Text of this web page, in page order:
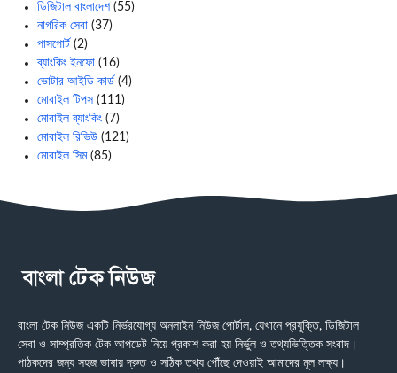
ডিজিটাল বাংলাদেশ(55)
নাগরিক সেবা (37)
পাসপোর্ট (2)
ব্যাংকিং ইনফো (16)
ভোটার আইডি কার্ড (4)
মোবাইল টিপস (111)
মোবাইল ব্যাংকিং (7)
মোবাইল রিভিউ (121)
মোবাইল সিম(85)
বাংলা টেক নিউজ একটি নির্ভরযোগ্য অনলাইন নিউজ পোর্টাল, যেখানে প্রযুক্তি, ডিজিটাল
সেবা ও সাম্প্রতিক টেক আপডেট নিয়ে প্রকাশ করা হয় নির্ভুল ও তথ্যভিত্তিক সংবাদ।
পাঠকদের জন্য সহজ ভাষায় দ্রুত ও সঠিক তথ্য পৌঁছে দেওয়াই আমাদের মূল লক্ষ্য।